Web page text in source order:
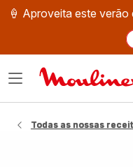
🍦 Aproveita este
Abrir
Todas as nossas